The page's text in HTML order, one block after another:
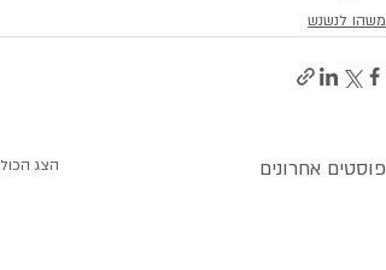
משהו לנשנש
פוסטים אחרונים הצג הכול